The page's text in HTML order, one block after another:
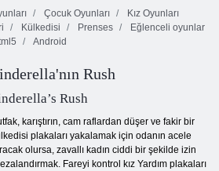
Çocuk Oyunları
Kız Oyunları
Külkedisi Prenses
Eğlenceli oyunlar
Android
Rush
Rush
karıştırın, cam raflardan düşer ve fakir bir
plakaları yakalamak için odanın acele
olursa, zavallı kadın ciddi bir şekilde izin
Fareyi kontrol kız Yardım plakaları